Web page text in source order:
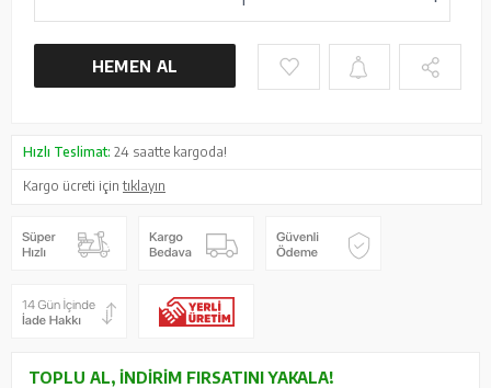
HEMEN AL
Hızlı Teslimat: 24 saatte kargoda!
Kargo ücreti içintıklayın
TOPLU AL, İNDIRIM FIRSATINI YAKALA!